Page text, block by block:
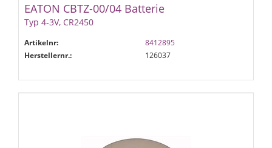
EATON CBTZ-00/04 Batterie
Typ 4-3V, CR2450
Artikelnr:
8412895
Herstellernr.:
126037